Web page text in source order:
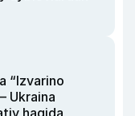
“Izvarino
Ukraina